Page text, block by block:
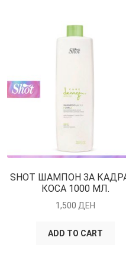
SHOT ШАМПОН ЗА
КОСА 1000 МЛ.
1,500ДЕН
ADD TO CART